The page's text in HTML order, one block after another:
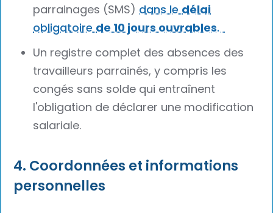
parrainages (SMS)dans ledélai
obligatoirede 10 jours ouvrables.
Un registre complet des absences des
travailleurs parrainés, y compris les
congés sans solde qui entraînent
l'obligation de déclarer une modification
salariale.
4. Coordonnées et informations
personnelles